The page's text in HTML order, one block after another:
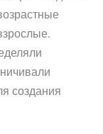
создания